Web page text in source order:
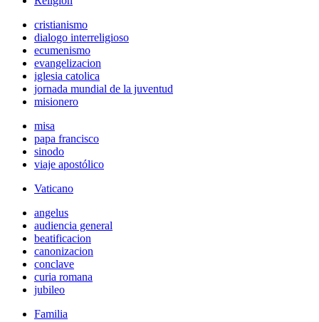
cristianismo
dialogo interreligioso
ecumenismo
evangelizacion
iglesia catolica
jornada mundial de la juventud
misionero
misa
papa francisco
sinodo
viaje apostólico
Vaticano
angelus
audiencia general
beatificacion
canonizacion
conclave
curia romana
jubileo
Familia